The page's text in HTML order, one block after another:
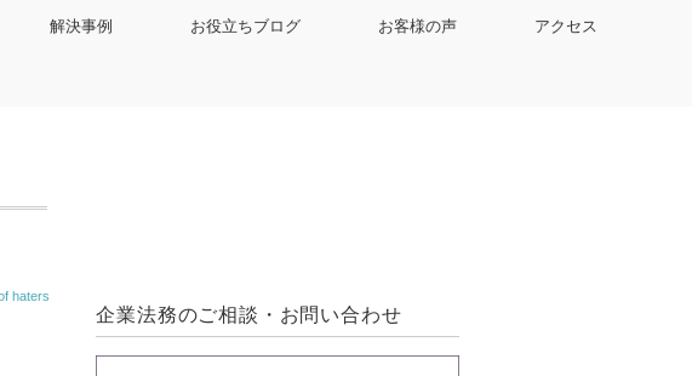
解決事例 お役立ちブログ お客様の声 アクセス
haters
企業法務のご相談・お問い合わせ